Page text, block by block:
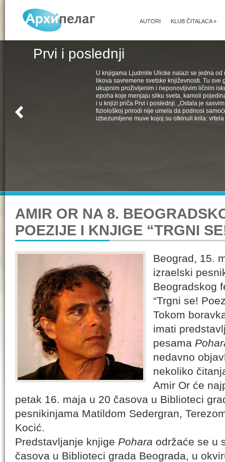
KLUB ČITALACA»
AUTORI
Prvi i poslednji
U knjigama Ljudmile Ulicke nalazi se jedna
likova savremene svetske književnosti. Tu sve
ukupnim proživljenim i neponovljivim ličnim
epoha koje menjaju sliku sveta, kamoli
i u knjizi priča Prvi i poslednji. „Ostala je
fiziološkoj prirodi nije umela da podnosi
izbezumljene muve kojoj su otkinuli krila:
AMIR OR NA 8.
POEZIJE I KNJIGE “TRGNI
Beograd, 15.
izraelski
Beogradskog
“Trgni se!
Tokom
imati
pesama
nedavno
nekoliko
Amir Or će
petak 16. maja u 20 časova u Biblioteci
pesnikinjama Matildom Sedergran,
Kocić.
Predstavljanje knjige Pohara održaće se u
časova u Biblioteci grada Beograda, u